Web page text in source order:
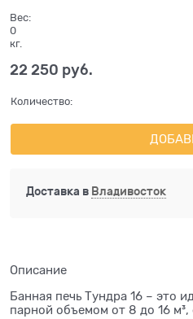
Вес:
0
кг.
22 250 руб.
Количество:
Доставка в Владивосток
Описание
Банная печь Тундра 16 – это
пaрной объемом от 8 до 16